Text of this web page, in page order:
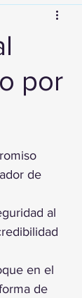
por
de
al
en el
de